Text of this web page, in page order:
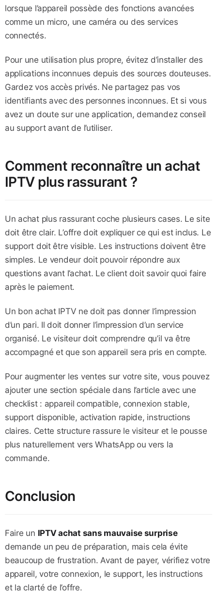
lorsque l’appareil possède des fonctions avancées
comme un micro, une caméra ou des services
connectés.
Pour une utilisation plus propre, évitez d’installer des
applications inconnues depuis des sources douteuses.
Gardez vos accès privés. Ne partagez pas vos
identifiants avec des personnes inconnues. Et si vous
avez un doute sur une application, demandez conseil
au support avant de l’utiliser.
Comment reconnaître un achat
IPTV plus rassurant ?
Un achat plus rassurant coche plusieurs cases. Le site
doit être clair. L’offre doit expliquer ce qui est inclus. Le
support doit être visible. Les instructions doivent être
simples. Le vendeur doit pouvoir répondre aux
questions avant l’achat. Le client doit savoir quoi faire
après le paiement.
Un bon achat IPTV ne doit pas donner l’impression
d’un pari. Il doit donner l’impression d’un service
organisé. Le visiteur doit comprendre qu’il va être
accompagné et que son appareil sera pris en compte.
Pour augmenter les ventes sur votre site, vous pouvez
ajouter une section spéciale dans l’article avec une
checklist : appareil compatible, connexion stable,
support disponible, activation rapide, instructions
claires. Cette structure rassure le visiteur et le pousse
plus naturellement vers WhatsApp ou vers la
commande.
Conclusion
Faire un IPTV achat sans mauvaise surprise
demande un peu de préparation, mais cela évite
beaucoup de frustration. Avant de payer, vérifiez votre
appareil, votre connexion, le support, les instructions
et la clarté de l’offre.